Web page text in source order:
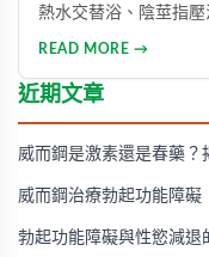
熱水交替浴、陰莖指
合適當的營養補充，
READ MORE →
近期文章
威而鋼是激素還是春藥
威而鋼治療勃起功能障
勃起功能障礙與性慾減退